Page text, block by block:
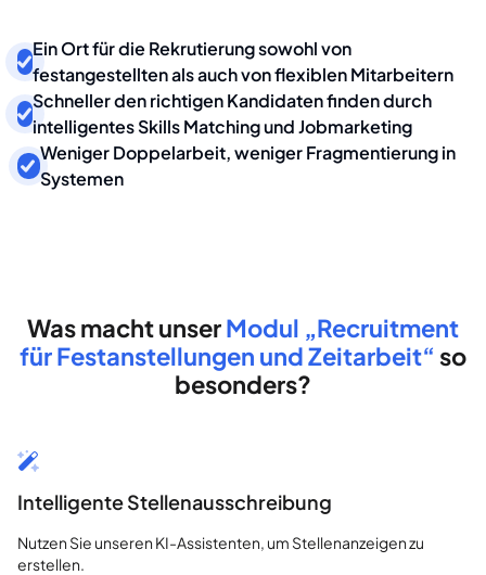
Ein Ort für die Rekrutierung sowohl von
festangestellten als auch von flexiblen Mitarbeitern
Schneller den richtigen Kandidaten finden durch
intelligentes Skills Matching und Jobmarketing
Weniger Doppelarbeit, weniger Fragmentierung in
Systemen
Was macht unserModul „Recruitment
für Festanstellungen und Zeitarbeit“ so
besonders?
Intelligente Stellenausschreibung
Nutzen Sie unseren KI-Assistenten, um Stellenanzeigen zu
erstellen.